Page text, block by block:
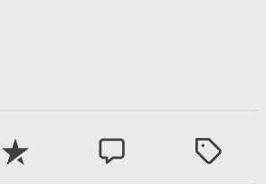
R
e
C
o
T